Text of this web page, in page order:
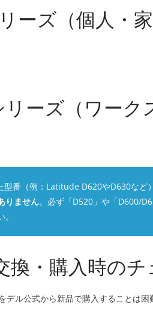
ーズ（個人・家
ーズ（ワーク
型番（例：Latitude D620やD630など
りません。必ず「D520」や「D600/
換・購入時の
デル公式から新品で購入することは